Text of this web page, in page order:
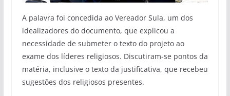
A palavra foi concedida ao Vereador Sula, um dos
idealizadores do documento, que explicou a
necessidade de submeter o texto do projeto ao
exame dos líderes religiosos. Discutiram-se pontos da
matéria, inclusive o texto da justificativa, que recebeu
sugestões dos religiosos presentes.